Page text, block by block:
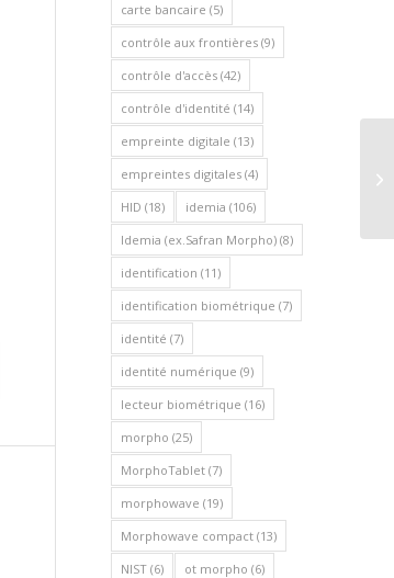
carte bancaire (5)
contrôle aux frontières (9)
contrôle d'accès (42)
contrôle d'identité (14)
empreinte digitale (13)
empreintes digitales (4)
HID (18) idemia (106)
Idemia (ex.Safran Morpho) (8)
identification (11)
identification biométrique (7)
identité (7)
identité numérique (9)
lecteur biométrique (16)
morpho (25)
MorphoTablet (7)
morphowave (19)
Morphowave compact (13)
NIST (6) ot morpho (6)